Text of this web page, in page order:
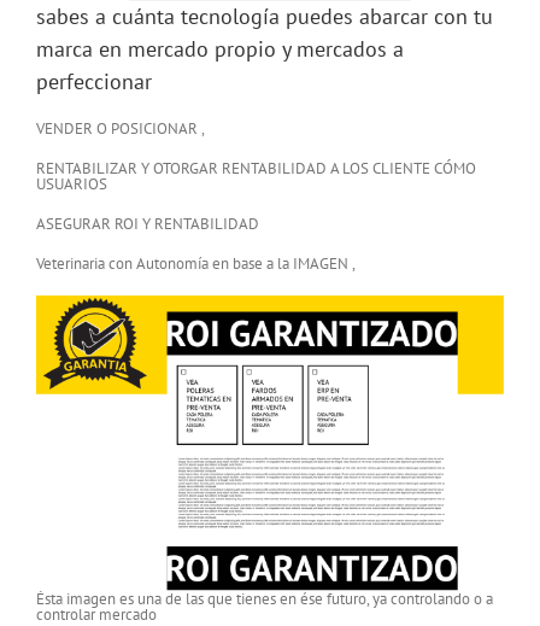
sabes a cuánta tecnología puedes abarcar con tu
marca en mercado propio y mercados a
perfeccionar
VENDER O POSICIONAR ,
RENTABILIZAR Y OTORGAR RENTABILIDAD A LOS CLIENTE CÓMO
USUARIOS
ASEGURAR ROI Y RENTABILIDAD
Veterinaria con Autonomía en base a la IMAGEN ,
Ésta imagen es una de las que tienes en ése futuro, ya controlando o a
controlar mercado